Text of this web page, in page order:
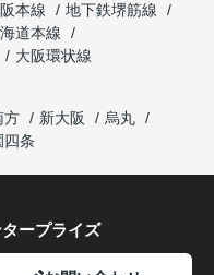
本線
地下鉄堺筋線
道本線
大阪環状線
方 新大阪
烏丸
四条
ープライズ